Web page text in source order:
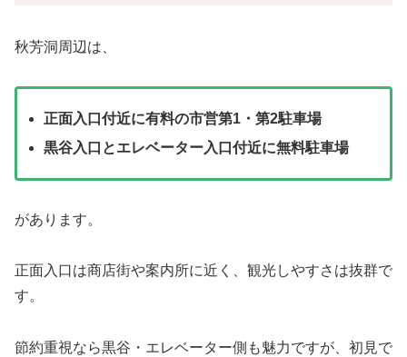
秋芳洞周辺は、
正面入口付近に有料の市営第1・第2駐車場
黒谷入口とエレベーター入口付近に無料駐車場
があります。
正面入口は商店街や案内所に近く、観光しやすさは抜群で
す。
節約重視なら黒谷・エレベーター側も魅力ですが、初見で